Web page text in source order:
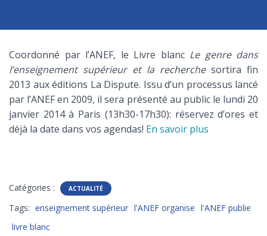
N
V
G
A
T
O
Coordonné par l’ANEF, le Livre blanc Le genre dans
l’enseignement supérieur et la recherche sortira fin
2013 aux éditions La Dispute. Issu d’un processus lancé
par l’ANEF en 2009, il sera présenté au public le lundi 20
janvier 2014 à Paris (13h30-17h30): réservez d’ores et
déjà la date dans vos agendas! En savoir plus
Catégories : ACTUALITÉ
Tags: enseignement supérieur l'ANEF organise l'ANEF publie
livre blanc